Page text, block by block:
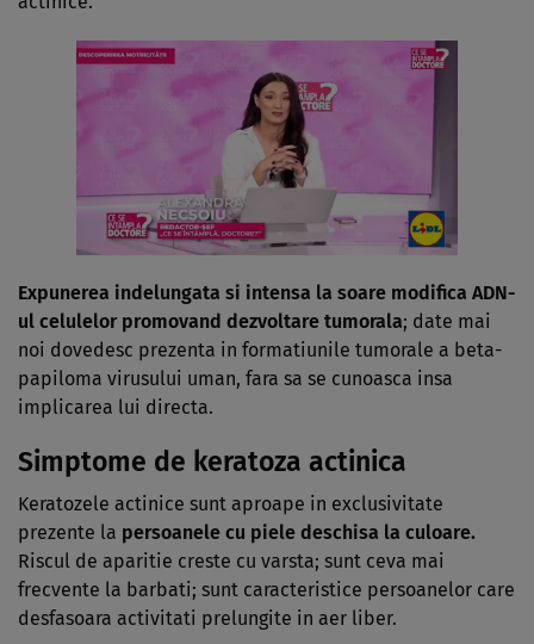
Expunerea indelungata si intensa la soare modifica ADN-
ul celulelor promovand dezvoltare tumorala; date mai
noi dovedesc prezenta in formatiunile tumorale a beta-
papiloma virusului uman, fara sa se cunoasca insa
implicarea lui directa.
Simptome de keratoza actinica
Keratozele actinice sunt aproape in exclusivitate
prezente la persoanele cu piele deschisa la culoare.
Riscul de aparitie creste cu varsta; sunt ceva mai
frecvente la barbati; sunt caracteristice persoanelor care
desfasoara activitati prelungite in aer liber.